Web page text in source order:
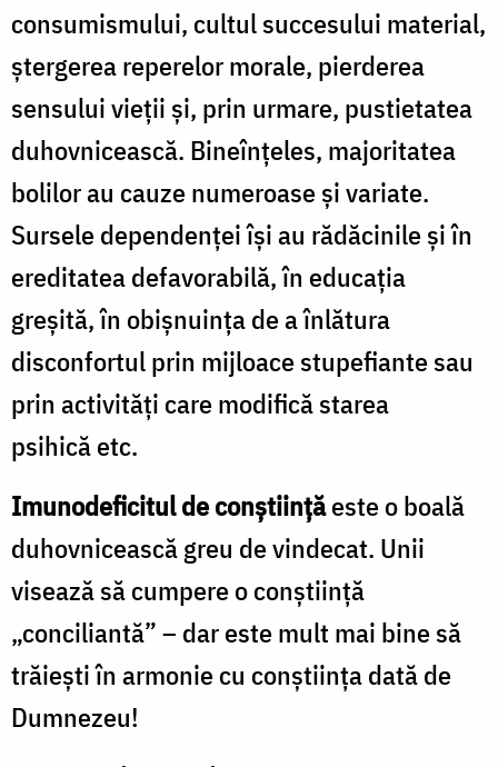
consumismului, cultul succesului material,
ștergerea reperelor morale, pierderea
sensului vieții și, prin urmare, pustietatea
duhovnicească. Bineînțeles, majoritatea
bolilor au cauze numeroase și variate.
Sursele dependenței își au rădăcinile și în
ereditatea defavorabilă, în educația
greșită, în obișnuința de a înlătura
disconfortul prin mijloace stupefiante sau
prin activități care modifică starea
psihică etc.
Imunodeficitul de conștiințăeste o boală
duhovnicească greu de vindecat. Unii
visează să cumpere o conștiință
„conciliantă” – dar este mult mai bine să
trăiești în armonie cu conștiința dată de
Dumnezeu!